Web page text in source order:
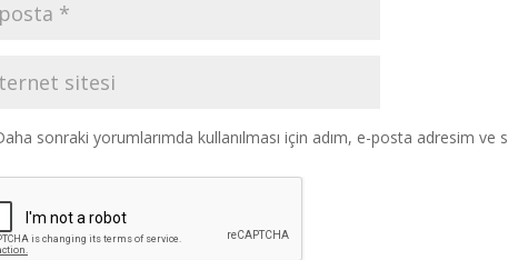
sonraki yorumlarımda kullanılması için adım, e-posta adresim ve